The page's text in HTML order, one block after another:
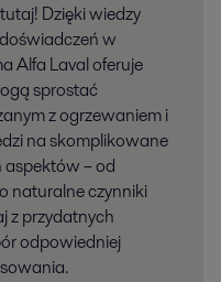
Dzięki wiedzy
w
Alfa Laval oferuje
sprostać
z ogrzewaniem i
na skomplikowane
– od
naturalne czynniki
z przydatnych
odpowiedniej